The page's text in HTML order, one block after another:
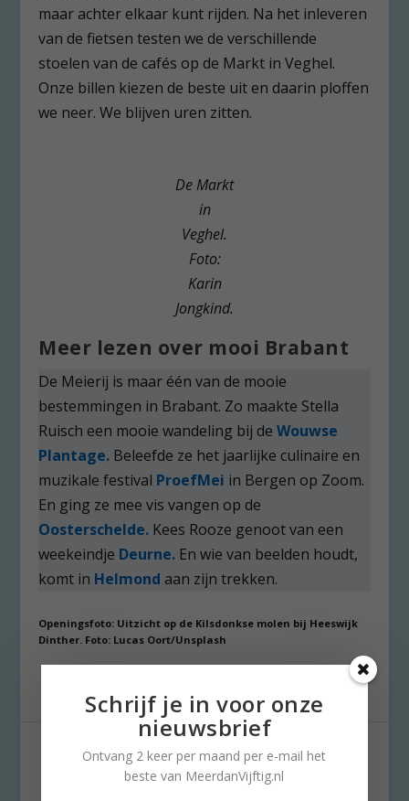
maar achter elkaar kunt rijden. Na het inleveren
van de fietsen testen we de verschillende
stoelen van de cafés op de Markt in Veghel.
Onze billen kiezen de beste uit en daarin ploffen
we neer. We blijven uren zitten.
De Markt
in
Veghel.
Foto:
Karin
Jongkind.
Meer lezen over mooi Brabant
De Meierij is maar één van de mooie
bestemmingen in Brabant. Zo maakte Stella
Ruisch een mooie wandeling bij de Wouwse
Plantage. Beleefde ze het jaarlijke culinaire en
muzikale festival ProefMei in Bergen op Zoom.
En ging ze mee vis vangen op de
Oosterschelde. Kees Rooze genoot van een
weekeindje Deurne. En wie van beelden houdt,
komt in Helmond aan zijn trekken.
Openingsfoto: Uitzicht op de Kilsdonkse molen bij Heeswijk
Dinther. Foto: Lucas Oort/Unsplash
DEEL:
Schrijf je in voor onze
nieuwsbrief
Ontvang 2 keer per maand per e-mail het
beste van MeerdanVijftig.nl